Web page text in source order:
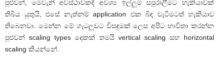
පුළුවන්, මෙවැනි අවස්ථාවකදී අවශ්‍ය ඉල්ලුම සපුරාලීමට හැකියාවක්
තිබිය යුතුයි, එසේ නැත්නම් application එක බිඳ වැටීමටත් හැකියාව
තිබෙනවා. මෙන්න මේ ගැටලුවට විසඳුමක් ලෙස අපිට භාවිතා කරන්න
පුළුවන් scaling types දෙකක් තමයි vertical scaling සහ horizontal
scaling කියන්නේ.